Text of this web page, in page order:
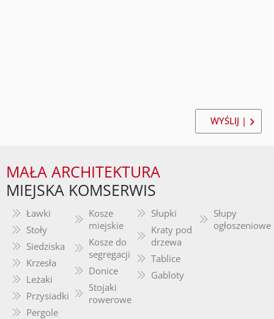
WYŚLIJ |
MAŁA ARCHITEKTURA
MIEJSKA KOMSERWIS
Ławki
Stoły
Siedziska
Krzesła
Leżaki
Przysiadki
Pergole
Kosze
miejskie
Kosze do
segregacji
Donice
Stojaki
rowerowe
Słupki
Kraty pod
drzewa
Tablice
Gabloty
Słupy
ogłoszeniowe